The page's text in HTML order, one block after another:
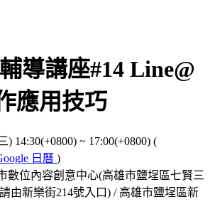
導講座#14 Line@
應用技巧
) 14:30(+0800) ~ 17:00(+0800) (
日曆 )
數位內容創意中心(高雄市鹽埕區七賢三
由新樂街214號入口) / 高雄市鹽埕區新